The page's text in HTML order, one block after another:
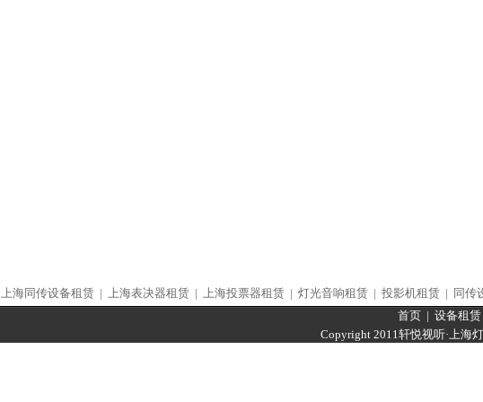
上海同传设备租赁 | 上海表决器租赁 | 上海投票器租赁 | 灯光音响租赁 | 投影机租赁 | 同传
首页 | 设备租赁
Copyright 2011轩悦视听·上海